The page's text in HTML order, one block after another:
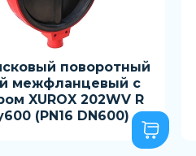
поворотный
межфланцевый с
XUROX 202WV R
(PN16 DN600)